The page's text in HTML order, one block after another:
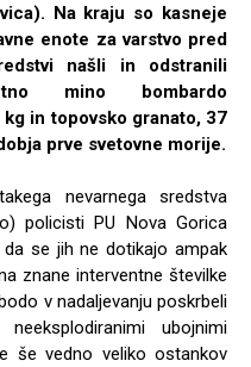
Na kraju so kasneje
enote za varstvo pred
našli in odstranili
mino bombardo
in topovsko granato, 37
prve svetovne morije.
nevarnega sredstva
policisti PU Nova Gorica
se jih ne dotikajo ampak
znane interventne številke
v nadaljevanju poskrbeli
ubojnimi
še vedno veliko ostankov